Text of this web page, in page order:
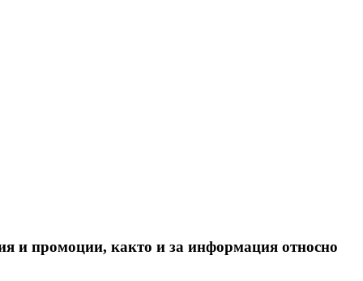
и промоции, както и за информация относно